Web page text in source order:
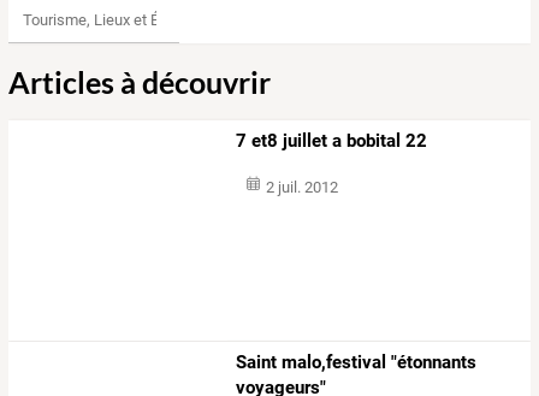
Tourisme, Lieux et Événements
Articles à découvrir
7 et8 juillet a bobital 22
2 juil. 2012
Saint malo,festival "étonnants
voyageurs"